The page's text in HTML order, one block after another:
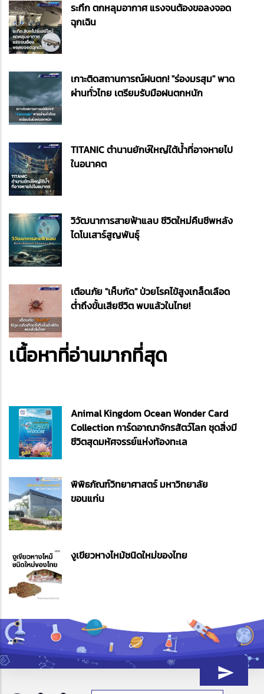
ระทึก ตกหลุมอากาศ แรงจนต้องขอลงจอด
ฉุกเฉิน
เกาะติดสถานการณ์ฝนตก! "ร่องมรสุม" พาด
ผ่านทั่วไทย เตรียมรับมือฝนตกหนัก
TITANIC ตำนานยักษ์ใหญ่ใต้น้ำที่อาจหายไป
ในอนาคต
วิวัฒนาการสายฟ้าแลบ ชีวิตใหม่คืนชีพหลัง
ไดโนเสาร์สูญพันธุ์
เตือนภัย "เห็บกัด" ป่วยโรคไข้สูงเกล็ดเลือด
ต่ำถึงขั้นเสียชีวิต พบแล้วในไทย!
เนื้อหาที่อ่านมากที่สุด
Animal Kingdom Ocean Wonder Card
Collection การ์ดอาณาจักรสัตว์โลก ชุดสิ่งมี
ชีวิตสุดมหัศจรรย์แห่งท้องทะเล
พิพิธภัณฑ์วิทยาศาสตร์ มหาวิทยาลัย
ขอนแก่น
งูเขียวหางไหม้ชนิดใหม่ของไทย